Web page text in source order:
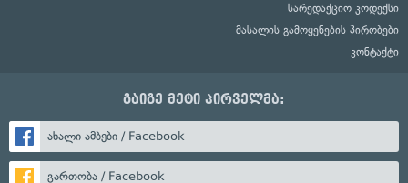
სარედაქციო კოდექსი
მასალის გამოყენების პირობები
კონტაქტი
გაიგე მეტი პირველმა:
ახალი ამბები / Facebook
გართობა / Facebook